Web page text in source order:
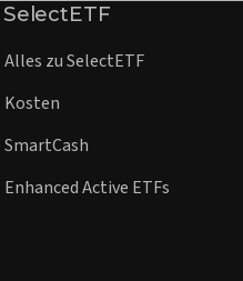
SelectETF
Alles zu SelectETF
Kosten
SmartCash
Enhanced Active ETFs